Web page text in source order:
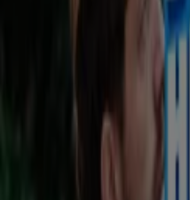
KIJK versterkt positie op het grote
Talpa Media bundelt Branded Content
Randstad zette collega’s centraal met